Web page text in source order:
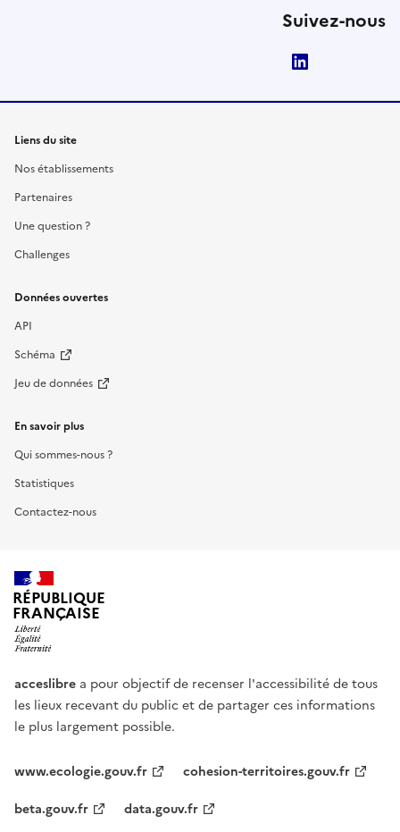
Suivez-nous
Liens du site
Nos établissements
Partenaires
Une question ?
Challenges
Données ouvertes
API
Schéma
Jeu de données
En savoir plus
Qui sommes-nous ?
Statistiques
Contactez-nous
RÉPUBLIQUE
FRANÇAISE
acceslibre a pour objectif de recenser l'accessibilité de tous
les lieux recevant du public et de partager ces informations
le plus largement possible.
www.ecologie.gouv.fr
cohesion-territoires.gouv.fr
beta.gouv.fr
data.gouv.fr